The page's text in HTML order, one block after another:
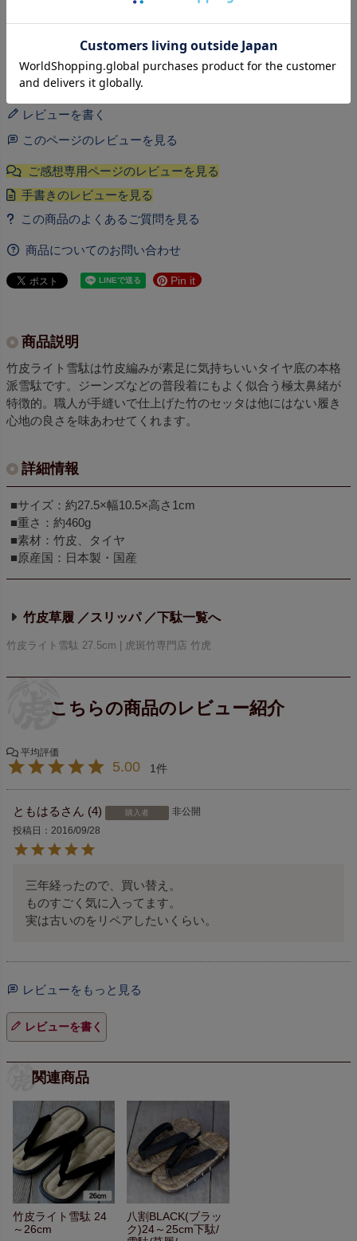
22,000円（税込）以上で送料無料
送料全国一律：800円(北海道・沖縄1,500円)
今ならLINE ID連携で300ポイント
レビューを書く
このページのレビューを見る
商品についてのお問い合わせ
Pin it
商品説明
竹皮ライト雪駄は竹皮編みが素足に気持ちいいタイヤ底の本格
派雪駄です。ジーンズなどの普段着にもよく似合う極太鼻緒が
特徴的。職人が手縫いで仕上げた竹のセッタは他にはない履き
心地の良さを味あわせてくれます。
詳細情報
■サイズ：約27.5×幅10.5×高さ1cm
■重さ：約460g
■素材：竹皮、タイヤ
■原産国：日本製・国産
竹皮草履 ／スリッパ ／下駄
竹皮ライト雪駄 27.5cm | 虎斑竹専門店 竹虎
5.00 1
ともはる 4 購入者
非公開
投稿日
2016/09/28
三年経ったので、買い替え。
ものすごく気に入ってます。
実は古いのをリペアしたいくらい。
レビューをもっと見る
レビューを書く
関連商品
竹皮ライト雪駄 24
～26cm
八割BLACK(ブラッ
ク)24～25cm下駄/